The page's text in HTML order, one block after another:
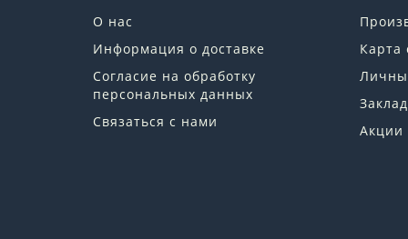
О нас
Информация о доставке
Согласие на обработку
персональных данных
Связаться с нами
Карта
Акции